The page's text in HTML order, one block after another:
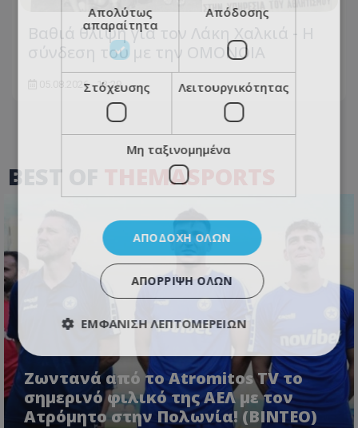
Βαθιά θλίψη για τον Λάκη Χαλκιά - Η
σύνδεση του με την ΟΜΟΝΟΙΑ
05.08.2026 - 13:29
BEST OF THEMASPORTS
Ζωντανά από το Atromitos TV το
σημερινό φιλικό της ΑΕΛ με τον
Ατρόμητο στην Πολωνία! (ΒΙΝΤΕΟ)
Απολύτως
απαραίτητα
Απόδοσης
Στόχευσης Λειτουργικότητας
Μη ταξινομημένα
ΑΠΟΔΟΧΉ ΌΛΩΝ
ΑΠΌΡΡΙΨΗ ΌΛΩΝ
ΕΜΦΆΝΙΣΗ ΛΕΠΤΟΜΕΡΕΙΏΝ